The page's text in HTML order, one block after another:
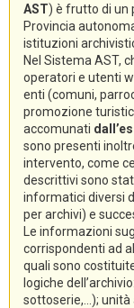
AST) è frutto di un
Provincia
istituzioni
Nel Sistema AST,
operatori e utenti
enti (comuni,
promozione
accomunati
sono presenti
intervento, come
descrittivi sono
informatici diversi
per archivi) e
Le informazioni
corrispondenti ad
quali sono
logiche
sottoserie,...);